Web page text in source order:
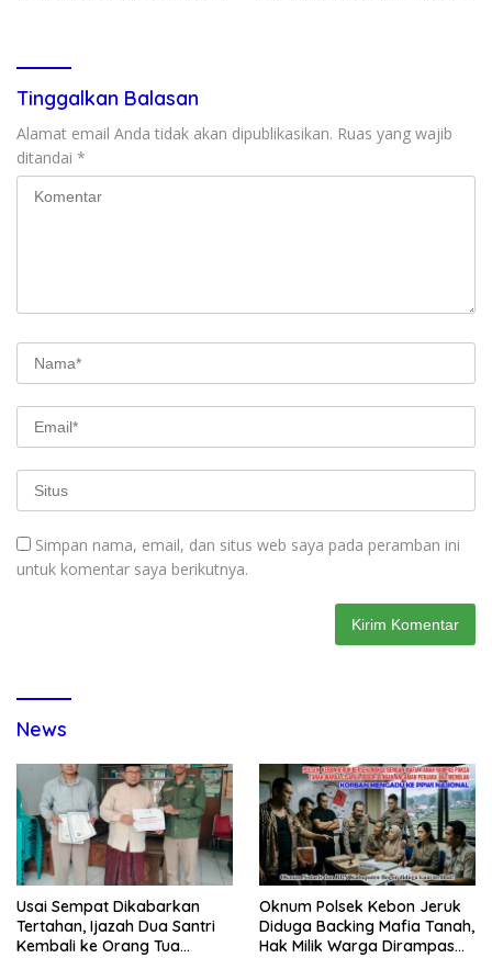
Tinggalkan Balasan
Alamat email Anda tidak akan dipublikasikan. Ruas yang wajib
ditandai *
Simpan nama, email, dan situs web saya pada peramban ini
untuk komentar saya berikutnya.
News
Usai Sempat Dikabarkan
Tertahan, Ijazah Dua Santri
Kembali ke Orang Tua
Oknum Polsek Kebon Jeruk
Diduga Backing Mafia Tanah,
Hak Milik Warga Dirampas